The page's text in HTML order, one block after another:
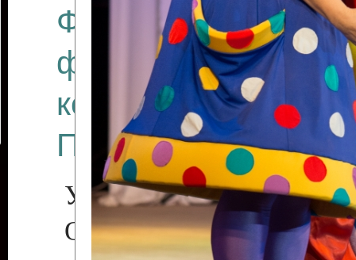
Финал
фестиваля
коллективов
Приднестровского
Участники фестиваля:
Образцовый